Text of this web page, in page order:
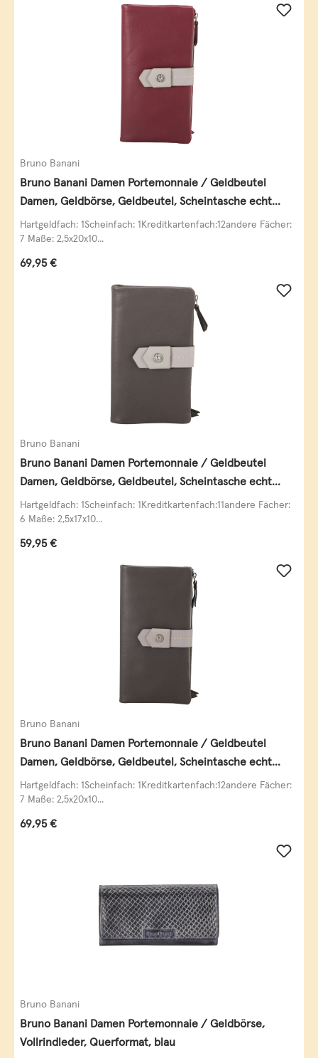
Bruno Banani
Bruno Banani Damen Portemonnaie / Geldbeutel
Damen, Geldbörse, Geldbeutel, Scheintasche echt
Leder
Hartgeldfach: 1Scheinfach: 1Kreditkartenfach:12andere Fächer:
7 Maße: 2,5x20x10...
Regulärer Preis:
69,95 €
Bruno Banani
Bruno Banani Damen Portemonnaie / Geldbeutel
Damen, Geldbörse, Geldbeutel, Scheintasche echt
Leder
Hartgeldfach: 1Scheinfach: 1Kreditkartenfach:11andere Fächer:
6 Maße: 2,5x17x10...
Regulärer Preis:
59,95 €
Bruno Banani
Bruno Banani Damen Portemonnaie / Geldbeutel
Damen, Geldbörse, Geldbeutel, Scheintasche echt
Leder
Hartgeldfach: 1Scheinfach: 1Kreditkartenfach:12andere Fächer:
7 Maße: 2,5x20x10...
Regulärer Preis:
69,95 €
Bruno Banani
Bruno Banani Damen Portemonnaie / Geldbörse,
Vollrindleder, Querformat, blau